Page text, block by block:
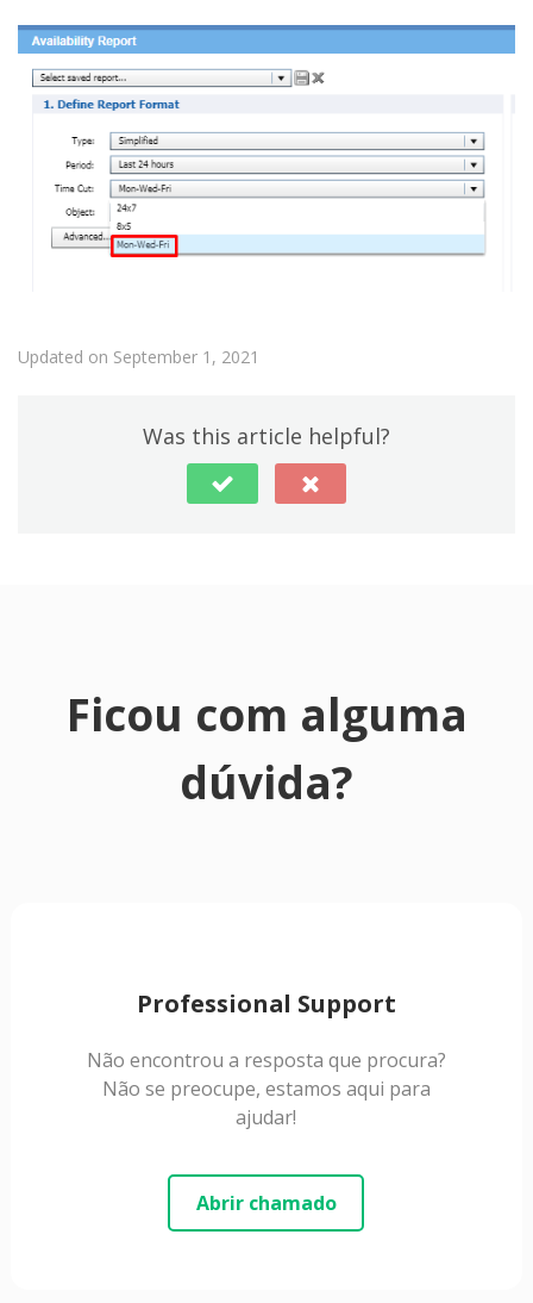
Updated on September 1, 2021
Was this article helpful?
Ficou com alguma
dúvida?
Professional Support
Não encontrou a resposta que procura?
Não se preocupe, estamos aqui para
ajudar!
Abrir chamado